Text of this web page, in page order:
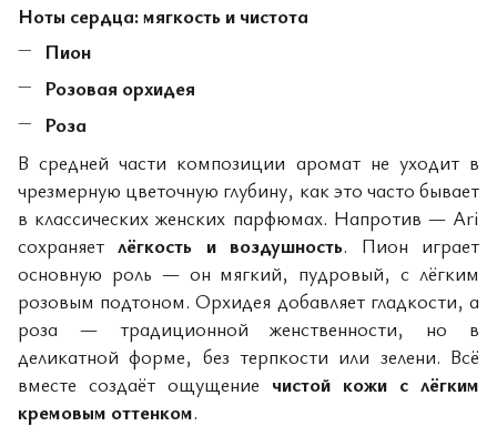
Ноты сердца: мягкость и чистота
Пион
Розовая орхидея
Роза
В средней части композиции аромат не уходит в
чрезмерную цветочную глубину, как это часто бывает
в классических женских парфюмах. Напротив — Ari
сохраняетлёгкость и воздушность. Пион играет
основную роль — он мягкий, пудровый, с лёгким
розовым подтоном. Орхидея добавляет гладкости, а
роза — традиционной женственности, но в
деликатной форме, без терпкости или зелени. Всё
вместе создаёт ощущение чистой кожи с лёгким
кремовым оттенком.